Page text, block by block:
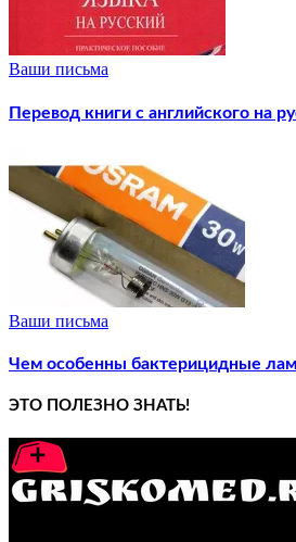
Ваши письма
Перевод книги с английского на
Ваши письма
Чем особенны бактерицидные
ЭТО ПОЛЕЗНО ЗНАТЬ!